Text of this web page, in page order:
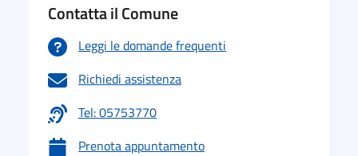
Contatta il Comune
Leggi le domande frequenti
Richiedi assistenza
Tel: 05753770
Prenota appuntamento